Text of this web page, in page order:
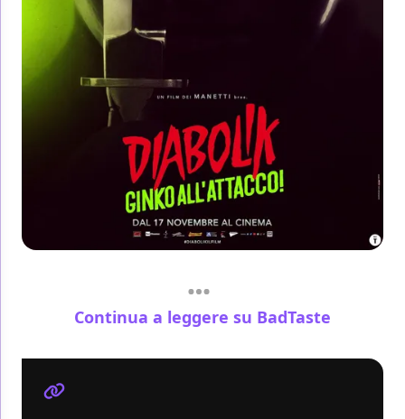
Continua a leggere su BadTaste